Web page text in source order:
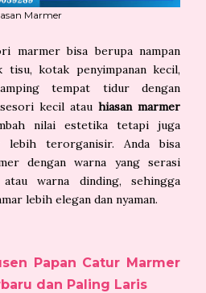
Marmer
marmer bisa berupa nampan
tisu, kotak penyimpanan kecil,
tempat tidur dengan
kecil atau hiasan marmer
nilai estetika tetapi juga
lebih terorganisir. Anda bisa
dengan warna yang serasi
warna dinding, sehingga
lebih elegan dan nyaman.
Papan Catur Marmer
dan Paling Laris